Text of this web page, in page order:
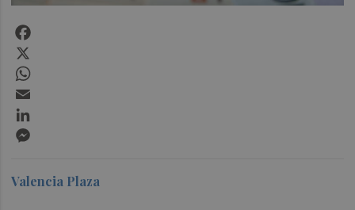
Valencia Plaza